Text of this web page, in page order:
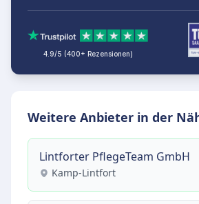
4.9/5 (400+ Rezensionen)
Weitere Anbieter in der
Lintforter PflegeTeam GmbH
Kamp-Lintfort